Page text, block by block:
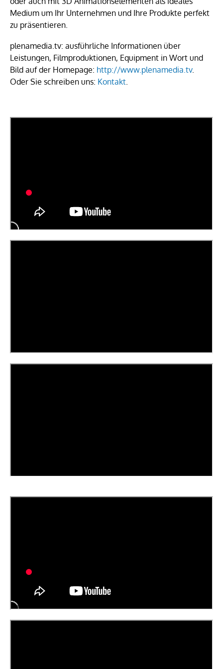
Medium um Ihr Unternehmen und Ihre Produkte perfekt
zu präsentieren.
plenamedia.tv: ausführliche Informationen über
Leistungen, Filmproduktionen, Equipment in Wort und
Bild auf der Homepage: http://www.plenamedia.tv.
Oder Sie schreiben uns: Kontakt.